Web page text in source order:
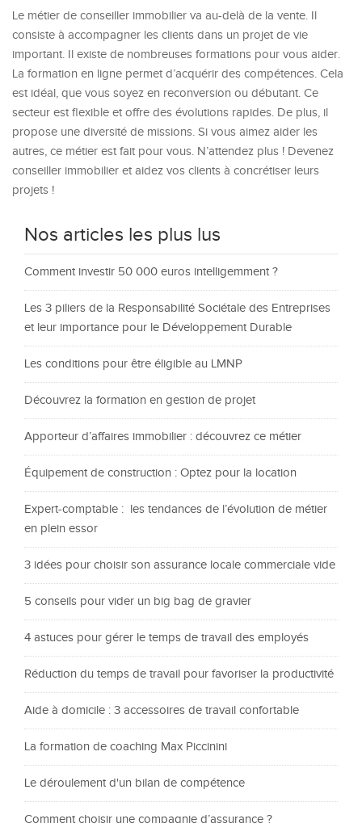
Le métier de conseiller immobilier va au-delà de la vente. Il
consiste à accompagner les clients dans un projet de vie
important. Il existe de nombreuses formations pour vous aider.
La formation en ligne permet d’acquérir des compétences. Cela
est idéal, que vous soyez en reconversion ou débutant. Ce
secteur est flexible et offre des évolutions rapides. De plus, il
propose une diversité de missions. Si vous aimez aider les
autres, ce métier est fait pour vous. N’attendez plus ! Devenez
conseiller immobilier et aidez vos clients à concrétiser leurs
projets !
Nos articles les plus lus
Comment investir 50 000 euros intelligemment ?
Les 3 piliers de la Responsabilité Sociétale des Entreprises
et leur importance pour le Développement Durable
Les conditions pour être éligible au LMNP
Découvrez la formation en gestion de projet
Apporteur d’affaires immobilier : découvrez ce métier
Équipement de construction : Optez pour la location
Expert-comptable : les tendances de l’évolution de métier
en plein essor
3 idées pour choisir son assurance locale commerciale vide
5 conseils pour vider un big bag de gravier
4 astuces pour gérer le temps de travail des employés
Réduction du temps de travail pour favoriser la productivité
Aide à domicile : 3 accessoires de travail confortable
La formation de coaching Max Piccinini
Le déroulement d'un bilan de compétence
Comment choisir une compagnie d’assurance ?